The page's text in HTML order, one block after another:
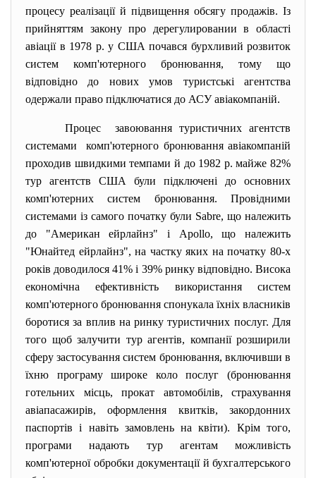
процесу реалізації й підвищення обсягу продажів. Із
прийняттям закону про дерегулировании в області
авіації в 1978 р. у США почався бурхливий розвиток
систем комп'ютерного бронювання, тому що
відповідно до нових умов туристські агентства
одержали право підключатися до АСУ авіакомпаній.
Процес завоювання туристичних агентств
системами комп'ютерного бронювання авіакомпаній
проходив швидкими темпами й до 1982 р. майже 82%
тур агентств США були підключені до основних
комп'ютерних систем бронювання. Провідними
системами із самого початку були Sabre, що належить
до "Американ ейрлайнз" і Apollo, що належить
"Юнайтед ейрлайнз", на частку яких на початку 80-х
років доводилося 41% і 39% ринку відповідно. Висока
економічна ефективність використання систем
комп'ютерного бронювання спонукала їхніх власників
боротися за вплив на ринку туристичних послуг. Для
того щоб залучити тур агентів, компанії розширили
сферу застосування систем бронювання, включивши в
їхню програму широке коло послуг (бронювання
готельних місць, прокат автомобілів, страхування
авіапасажирів, оформлення квитків, закордонних
паспортів і навіть замовлень на квіти). Крім того,
програми надають тур агентам можливість
комп'ютерної обробки документації й бухгалтерського